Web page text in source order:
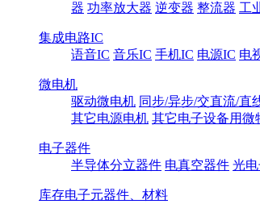
器 功率放大器 逆变器 整流器 工
集成电路IC
语音IC 音乐IC 手机IC 电源IC 电
微电机
驱动微电机 同步/异步/交直流/直
其它电源电机 其它电子设备用微
电子器件
半导体分立器件 电真空器件 光
库存电子元器件、材料